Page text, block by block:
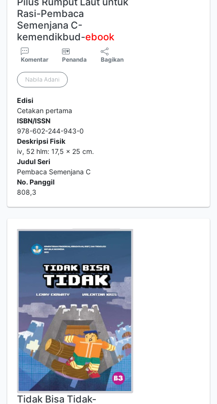
Rasi-Pembaca
Semenjana C-
kemendikbud-ebook
Komentar Penanda Bagikan
Nabila Adani
Edisi
Cetakan pertama
ISBN/ISSN
978-602-244-943-0
Deskripsi Fisik
iv, 52 hlm: 17,5 x 25 cm.
Judul Seri
Pembaca Semenjana C
No. Panggil
808,3
Tidak Bisa Tidak-